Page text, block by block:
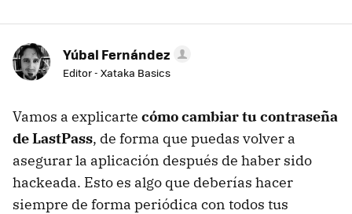
Yúbal Fernández
Editor - Xataka Basics
Vamos a explicarte cómo cambiar tu contraseña
de LastPass, de forma que puedas volver a
asegurar la aplicación después de haber sido
hackeada. Esto es algo que deberías hacer
siempre de forma periódica con todos tus